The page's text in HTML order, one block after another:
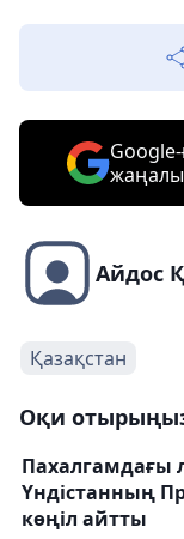
Айдос
Қазақстан
Оқи
Пахалгамдағы
Үндістанның
көңіл айтты